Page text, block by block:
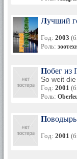
Лучший
Год: 2003
Роль:
Побег из
So weit
Год: 2001
Роль:
Поводырь
Год: 2001